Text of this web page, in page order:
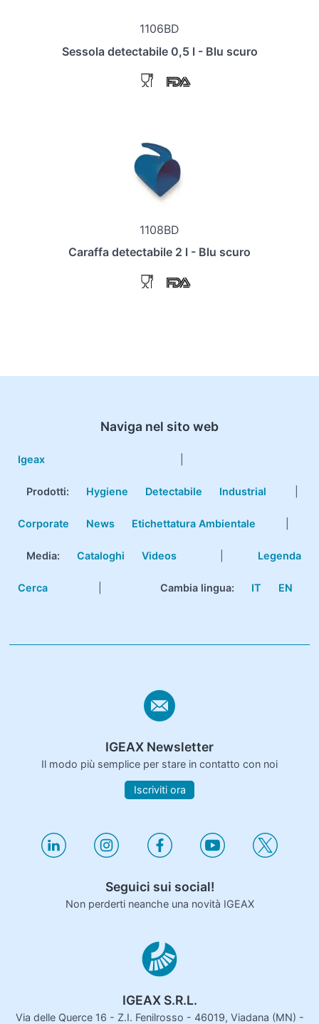
1106BD
Sessola detectabile 0,5 l - Blu scuro
1108BD
Caraffa detectabile 2 l - Blu scuro
Naviga nel sito web
Igeax
Prodotti: Hygiene Detectabile Industrial
Corporate News Etichettatura Ambientale
Media: Cataloghi Videos Legenda
Cerca Cambia lingua: IT EN
IGEAX Newsletter
Il modo più semplice per stare in contatto con noi
Iscriviti ora
Seguici sui social!
Non perderti neanche una novità IGEAX
IGEAX S.R.L.
Via delle Querce 16 - Z.I. Fenilrosso - 46019, Viadana (MN) -